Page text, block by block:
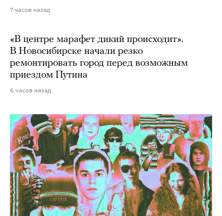
7 часов назад
«В центре марафет дикий происходит».
В Новосибирске начали резко
ремонтировать город перед возможным
приездом Путина
6 часов назад